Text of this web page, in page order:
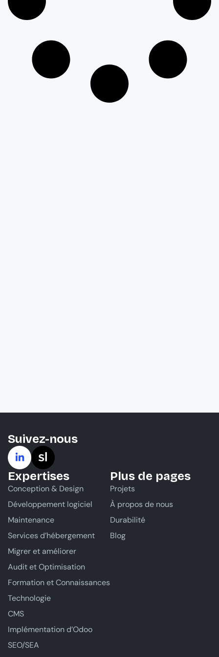
Suivez-nous
Expertises
Conception & Design
Développement logiciel
Maintenance
Services d’hébergement
Migrer et améliorer
Audit et Optimisation
Formation et Connaissances
Technologie
CMS
Implémentation d’Odoo
SEO/SEA
Plus de pages
Projets
À propos de nous
Durabilité
Blog